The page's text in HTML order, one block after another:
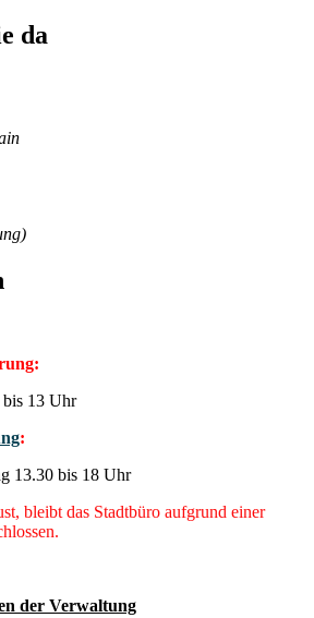
da
bis 13 Uhr
:
13.30 bis 18 Uhr
bleibt das Stadtbüro aufgrund einer
der Verwaltung